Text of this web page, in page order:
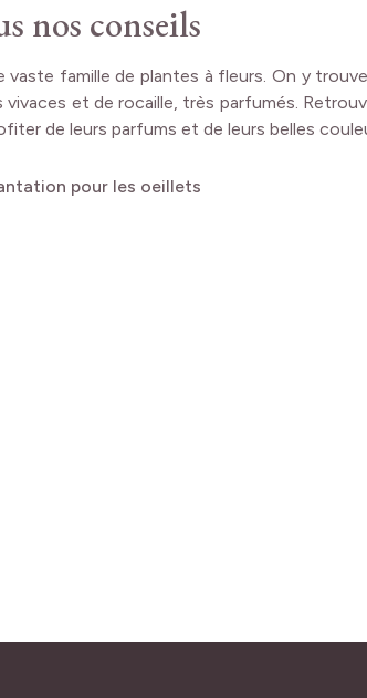
nos conseils
famille de plantes à fleurs. On y
vivaces et de rocaille, très parfumés.
de leurs parfums et de leurs belles
pour les oeillets